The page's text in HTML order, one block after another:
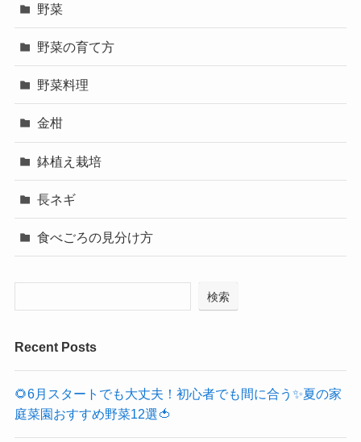
野菜
野菜の育て方
野菜料理
金柑
鉢植え栽培
長ネギ
食べごろの見分け方
検索
Recent Posts
🌻6月スタートでも大丈夫！初心者でも間に合う✨夏の家
庭菜園おすすめ野菜12選🍅